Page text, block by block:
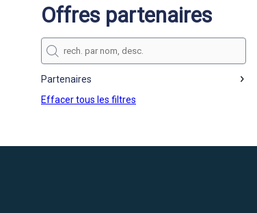
Offres partenaires
Partenaires
Effacer tous les filtres